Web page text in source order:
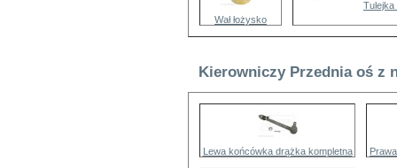
Wał łożysko
Tulejka
Kierowniczy Przednia oś z
Lewa końcówka drążka kompletna